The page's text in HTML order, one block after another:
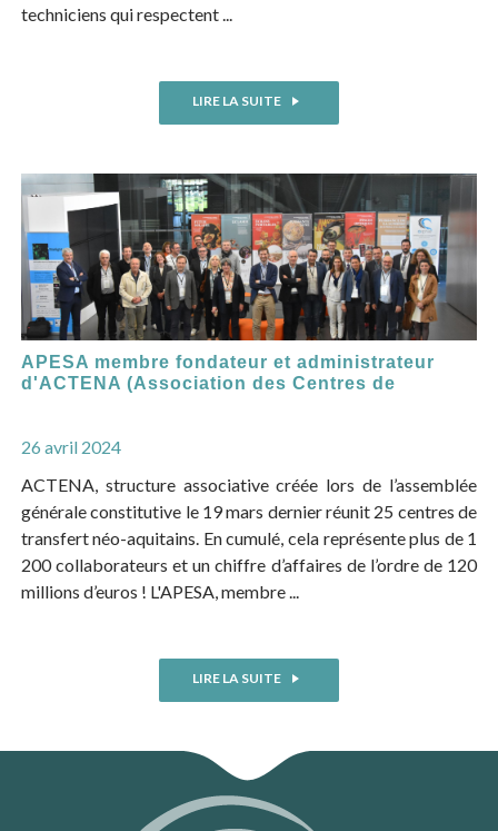
techniciens qui respectent ...
LIRE LA SUITE
APESA membre fondateur et administrateur
d'ACTENA (Association des Centres de
26 avril 2024
ACTENA, structure associative créée lors de l’assemblée
générale constitutive le 19 mars dernier réunit 25 centres de
transfert néo-aquitains. En cumulé, cela représente plus de 1
200 collaborateurs et un chiffre d’affaires de l’ordre de 120
millions d’euros ! L'APESA, membre ...
LIRE LA SUITE